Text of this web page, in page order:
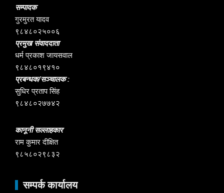
सम्पादक
गुरमुरत यादव
९८४८०२५००६
प्रमुख संवाददाता
धर्म प्रकाश जायसवाल
९८४८०१९४१०
प्रबन्धक/सञ्चालक :
सुधिर प्रताप सिंह
९८४८०२७७४२
कानूनी सल्लाहकार
राम कुमार दीक्षित
९८५८०२९८३२
सम्पर्क कार्यालय